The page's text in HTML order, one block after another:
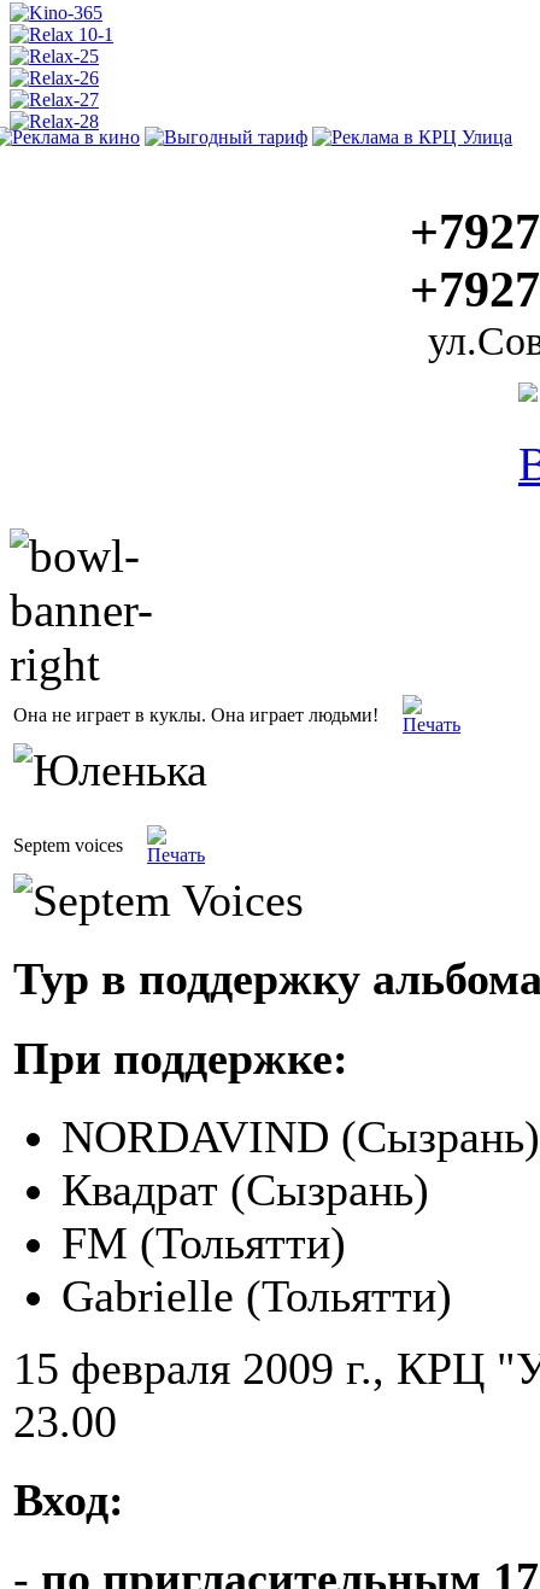
Она не играет в куклы. Она играет людьми!
Septem voices
Тур в поддержку
При поддержке:
NORDAVIND (Сызрань)
Квадрат (Сызрань)
FM (Тольятти)
Gabrielle (Тольятти)
15 февраля 2009 г., КРЦ
23.00
Вход:
- по пригласительным